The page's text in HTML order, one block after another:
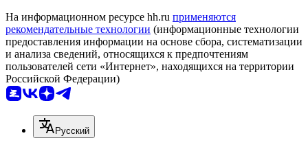
На информационном ресурсе hh.ru применяются
рекомендательные технологии (информационные технологии
предоставления информации на основе сбора, систематизации
и анализа сведений, относящихся к предпочтениям
пользователей сети «Интернет», находящихся на территории
Российской Федерации)
Русский